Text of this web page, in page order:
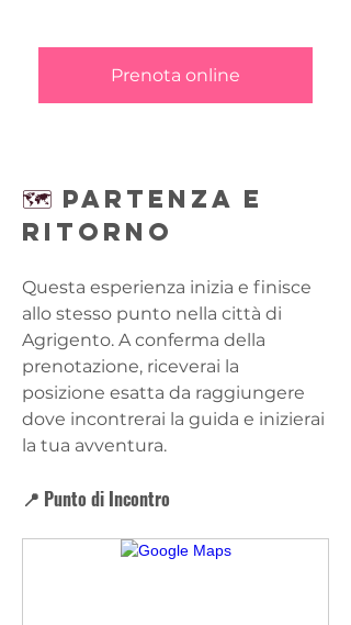
Prenota online
🗺️ PARTENZA E
RITORNO
Questa esperienza inizia e finisce
allo stesso punto nella città di
Agrigento. A conferma della
prenotazione, riceverai la
posizione esatta da raggiungere
dove incontrerai la guida e inizierai
la tua avventura.
📍 Punto di Incontro